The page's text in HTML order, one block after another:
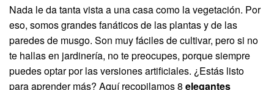
Nada le da tanta vista a una casa como la vegetación. Por
eso, somos grandes fanáticos de las plantas y de las
paredes de musgo. Son muy fáciles de cultivar, pero si no
te hallas en jardinería, no te preocupes, porque siempre
puedes optar por las versiones artificiales. ¿Estás listo
para aprender más? Aquí recopilamos 8 elegantes